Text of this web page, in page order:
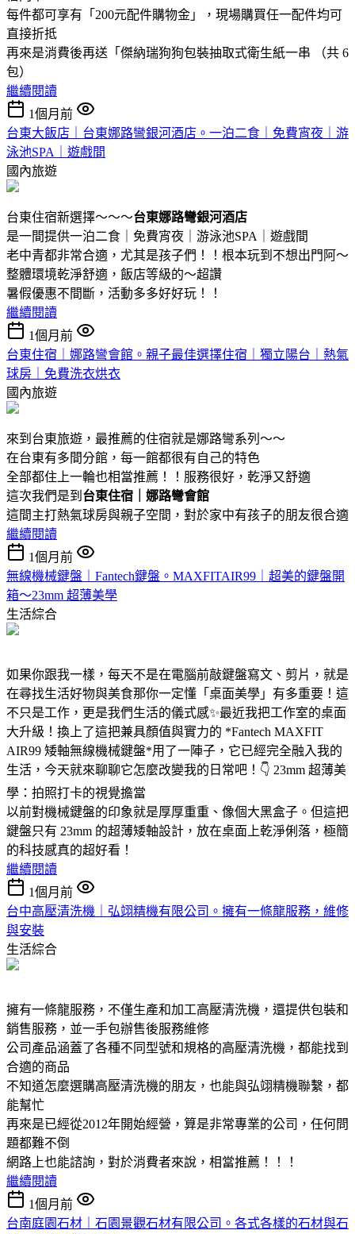
每件都可享有「200元配件購物金」，現場購買任一配件均可
直接折抵
再來是消費後再送「傑納瑞狗狗包裝抽取式衛生紙一串 （共 6
包）
繼續閱讀
1個月前
台東大飯店｜台東娜路彎銀河酒店。一泊二食｜免費宵夜｜游
泳池SPA｜遊戲間
國內旅遊
台東住宿新選擇～～～台東娜路彎銀河酒店
是一間提供一泊二食｜免費宵夜｜游泳池SPA｜遊戲間
老中青都非常合適，尤其是孩子們！！根本玩到不想出門阿～
整體環境乾淨舒適，飯店等級的～超讚
暑假優惠不間斷，活動多多好好玩！！
繼續閱讀
1個月前
台東住宿｜娜路彎會館。親子最佳選擇住宿｜獨立陽台｜熱氣
球房｜免費洗衣烘衣
國內旅遊
來到台東旅遊，最推薦的住宿就是娜路彎系列～～
在台東有多間分館，每一館都很有自己的特色
全部都住上一輪也相當推薦！！服務很好，乾淨又舒適
這次我們是到 台東住宿｜娜路彎會館
這間主打熱氣球房與親子空間，對於家中有孩子的朋友很合適
繼續閱讀
1個月前
無線機械鍵盤｜Fantech鍵盤。MAXFITAIR99｜超美的鍵盤開
箱～23mm 超薄美學
生活綜合
如果你跟我一樣，每天不是在電腦前敲鍵盤寫文、剪片，就是
在尋找生活好物與美食那你一定懂「桌面美學」有多重要！這
不只是工作，更是我們生活的儀式感✨最近我把工作室的桌面
大升級！換上了這把兼具顏值與實力的 *Fantech MAXFIT
AIR99 矮軸無線機械鍵盤*用了一陣子，它已經完全融入我的
生活，今天就來聊聊它怎麼改變我的日常吧！👇 23mm 超薄美
學：拍照打卡的視覺擔當
以前對機械鍵盤的印象就是厚厚重重、像個大黑盒子。但這把
鍵盤只有 23mm 的超薄矮軸設計，放在桌面上乾淨俐落，極簡
的科技感真的超好看！
繼續閱讀
1個月前
台中高壓清洗機｜弘翊精機有限公司。擁有一條龍服務，維修
與安裝
生活綜合
擁有一條龍服務，不僅生產和加工高壓清洗機，還提供包裝和
銷售服務，並一手包辦售後服務維修
公司產品涵蓋了各種不同型號和規格的高壓清洗機，都能找到
合適的商品
不知道怎麼選購高壓清洗機的朋友，也能與弘翊精機聯繫，都
能幫忙
再來是已經從2012年開始經營，算是非常專業的公司，任何問
題都難不倒
網路上也能諮詢，對於消費者來說，相當推薦！！！
繼續閱讀
1個月前
台南庭園石材｜石園景觀石材有限公司。各式各樣的石材與石